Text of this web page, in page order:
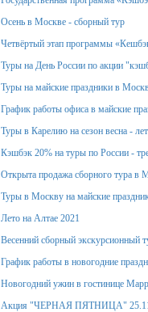
Осень в Москве - сборный тур
Четвёртый этап программы
Туры на День России по акции
Туры на майские праздники в
График работы офиса в майские
Туры в Карелию на сезон весна -
Кэшбэк 20% на туры по России -
Открыта продажа сборного тура в
Туры в Москву на майские
Лето на Алтае 2021
Весенний сборный экскурсионный
График работы в новогодние
Новогодний ужин в гостинице
Акция "ЧЕРНАЯ ПЯТНИЦА"